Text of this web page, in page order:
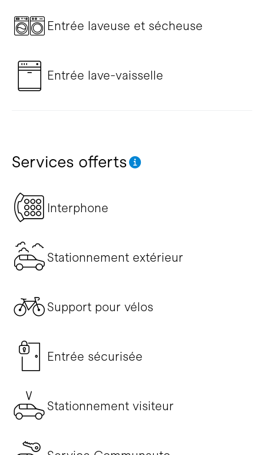
Entrée laveuse et sécheuse
Entrée lave-vaisselle
Services offerts
Interphone
Stationnement extérieur
Support pour vélos
Entrée sécurisée
Stationnement visiteur